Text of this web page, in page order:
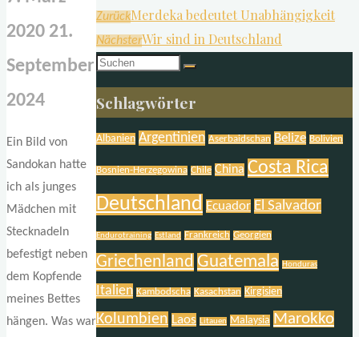
2020 21.
September
2024
Ein Bild von
Sandokan hatte
ich als junges
Mädchen mit
Stecknadeln
befestigt neben
dem Kopfende
meines Bettes
hängen. Was war
ZurückMerdeka bedeutet Unabhängigkeit
NächsterWir sind in Deutschland
Suchen
nach:
Schlagwörter
Albanien Argentinien Aserbaidschan Belize Bolivien
Bosnien-Herzegowina Chile China Costa Rica
Deutschland Ecuador El Salvador
Endurotraining Estland Frankreich Georgien
Griechenland Guatemala Honduras
Italien Kambodscha Kasachstan Kirgisien
Kolumbien Laos Litauen Malaysia Marokko